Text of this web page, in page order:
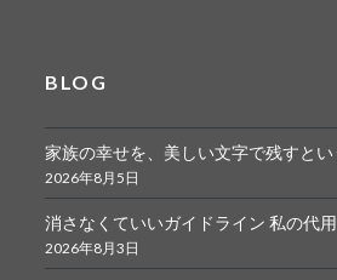
BLOG
家族の幸せを、美しい文字で残すとい
2026年8月5日
消さなくていいガイドライン 私の代
2026年8月3日